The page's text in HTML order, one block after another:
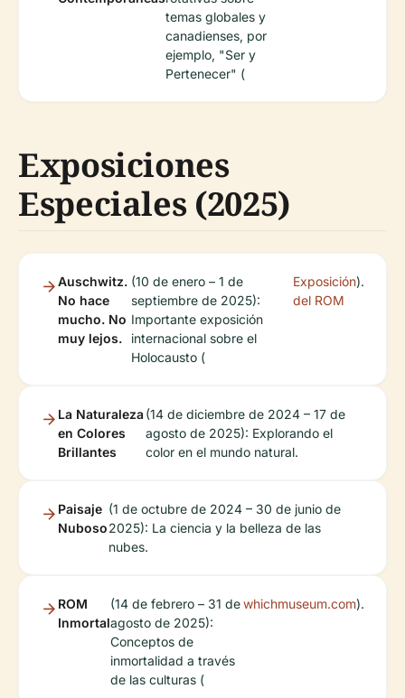
temas globales y
canadienses, por
ejemplo, "Ser y
Pertenecer" (
Exposiciones
Especiales (2025)
Auschwitz.
No hace
mucho. No
muy lejos.
(10 de enero – 1 de
septiembre de 2025):
Importante exposición
internacional sobre el
Holocausto (
Exposición
del ROM
).
La Naturaleza
en Colores
Brillantes
(14 de diciembre de 2024 – 17 de
agosto de 2025): Explorando el
color en el mundo natural.
Paisaje
Nuboso
(1 de octubre de 2024 – 30 de junio de
2025): La ciencia y la belleza de las
nubes.
ROM
Inmortal
(14 de febrero – 31 de
agosto de 2025):
Conceptos de
inmortalidad a través
de las culturas (
whichmuseum.com).